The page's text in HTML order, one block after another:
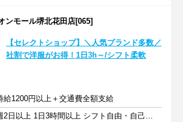
ンモール堺北花田店[065]
【セレクトショップ】＼人気ブランド多数／
社割で洋服がお得！1日3h～/シフト柔軟
給1200円以上＋交通費全額支給
週2日以上 1日3時間以上 シフト自由・自己申告